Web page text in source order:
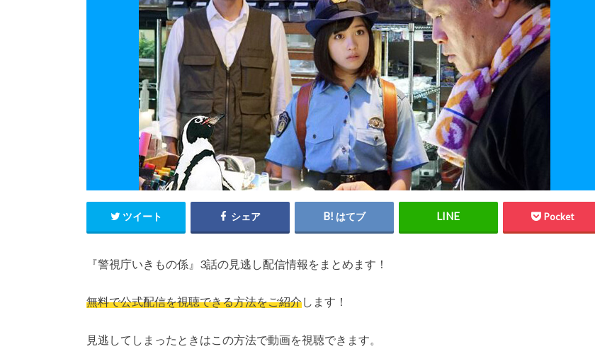
ツイート シェア はてブ Pocket
『警視庁いきもの係』3話の見逃し配信情報をまとめます！
無料で公式配信を視聴できる方法をご紹介します！
見逃してしまったときはこの方法で動画を視聴できます。